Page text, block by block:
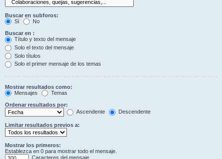
Buscar en subforos:
Sí
No
Buscar en :
Título y texto del mensaje
Solo el texto del mensaje
Solo títulos
Solo el primer mensaje de los temas
Mostrar resultados como:
Mensajes
Temas
Ordenar resultados por:
Ascendente
Descendente
Limitar resultados previos a:
Mostrar los primeros:
Establezca en 0 para mostrar todo el mensaje.
Caracteres del mensaje